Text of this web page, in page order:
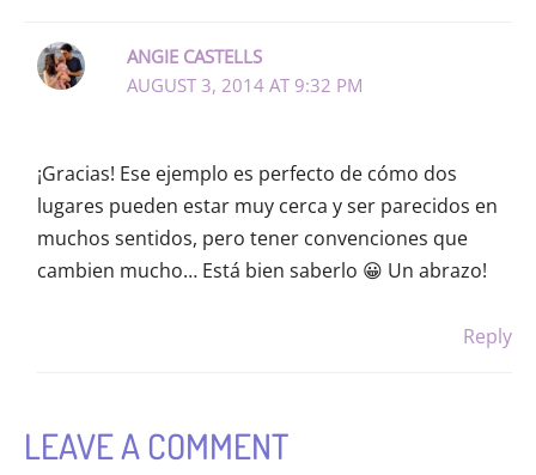
ANGIE CASTELLS
AUGUST 3, 2014 AT 9:32 PM
¡Gracias! Ese ejemplo es perfecto de cómo dos
lugares pueden estar muy cerca y ser parecidos en
muchos sentidos, pero tener convenciones que
cambien mucho… Está bien saberlo 😀 Un abrazo!
Reply
LEAVE A COMMENT